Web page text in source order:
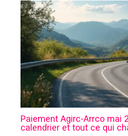
Paiement Agirc-Arrco mai
calendrier et tout ce qui